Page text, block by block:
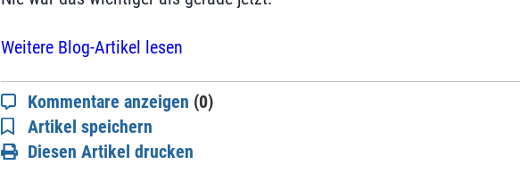
Weitere Blog-Artikel lesen
Kommentare anzeigen (0)
Artikel speichern
Diesen Artikel drucken